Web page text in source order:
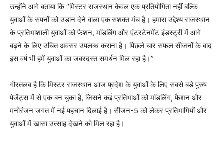
उन्होंने आगे बताया कि “मिस्टर राजस्थान केवल एक प्रतियोगिता नहीं बल्कि
युवाओं के सपनों को उड़ान देने वाला एक सशक्त मंच है। हमारा उद्देश्य राजस्थान
के प्रतिभाशाली युवाओं को फैशन, मॉडलिंग और एंटरटेनमेंट इंडस्ट्री में आगे
बढ़ने के लिए उचित अवसर उपलब्ध कराना है। पिछले चार सफल सीजनों के बाद
इस वर्ष भी हमें युवाओं का जबरदस्त समर्थन मिल रहा है।”
गौरतलब है कि मिस्टर राजस्थान आज प्रदेश के युवाओं के लिए सबसे बड़े पुरुष
पेजेंट्स में से एक बन चुका है, जिसने कई प्रतिभाओं को मॉडलिंग, फैशन और
मनोरंजन जगत में नई पहचान दिलाई है। सीजन-5 को लेकर प्रतिभागियों और
युवाओं में खासा उत्साह देखने को मिल रहा है।